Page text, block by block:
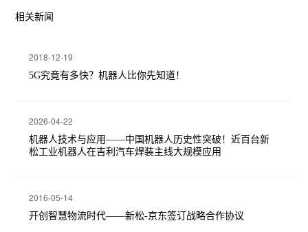
相关新闻
2018-12-19
5G究竟有多快？机器人比你先知道！
2026-04-22
机器人技术与应用——中国机器人历史性突破！近百台新
松工业机器人在吉利汽车焊装主线大规模应用
2016-05-14
开创智慧物流时代——新松-京东签订战略合作协议